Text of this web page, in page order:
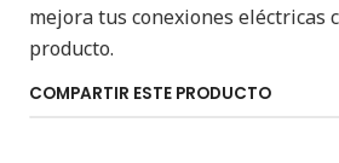
mejora tus conexiones eléctricas
producto.
COMPARTIR ESTE PRODUCTO